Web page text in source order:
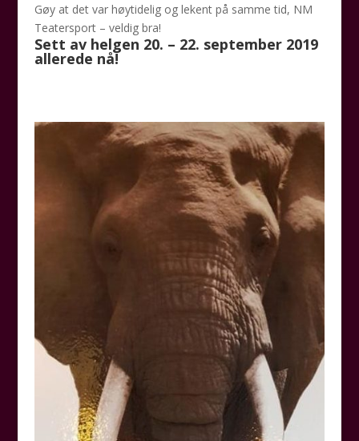
Gøy at det var høytidelig og lekent på samme tid, NM
Teatersport – veldig bra!
Sett av helgen 20. – 22. september 2019
allerede nå!